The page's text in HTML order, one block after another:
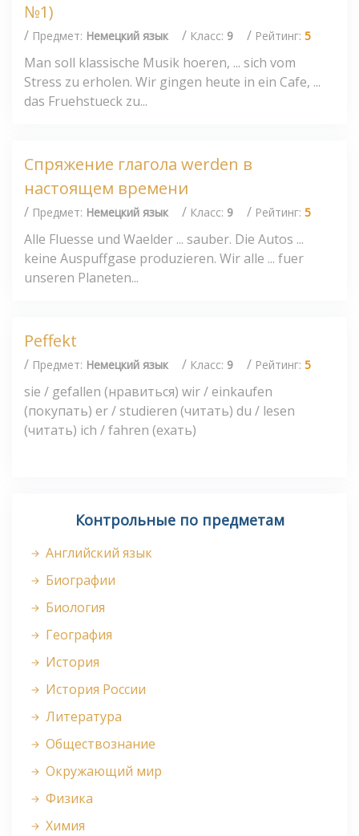
№1)
/ Предмет: Немецкий язык / Класс: 9 / Рейтинг: 5
Man soll klassische Musik hoeren, ... sich vom
Stress zu erholen. Wir gingen heute in ein Cafe, ...
das Fruehstueck zu...
Спряжение глагола werden в
настоящем времени
/ Предмет: Немецкий язык / Класс: 9 / Рейтинг: 5
Alle Fluesse und Waelder ... sauber. Die Autos ...
keine Auspuffgase produzieren. Wir alle ... fuer
unseren Planeten...
Peffekt
/ Предмет: Немецкий язык / Класс: 9 / Рейтинг: 5
sie / gefallen (нравиться) wir / einkaufen
(покупать) er / studieren (читать) du / lesen
(читать) ich / fahren (ехать)
Контрольные по предметам
Английский язык
Биографии
Биология
География
История
История России
Литература
Обществознание
Окружающий мир
Физика
Химия